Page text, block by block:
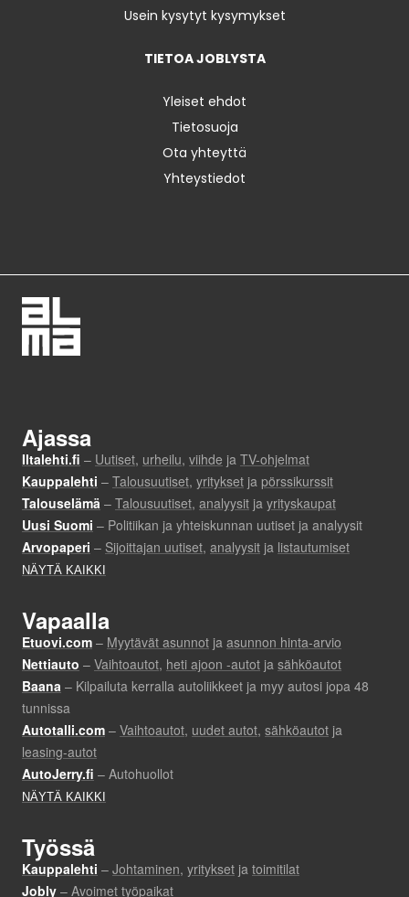
Usein kysytyt kysymykset
TIETOA JOBLYSTA
Yleiset ehdot
Tietosuoja
Ota yhteyttä
Yhteystiedot